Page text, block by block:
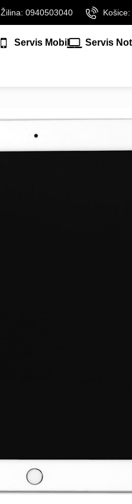
Žilina: 0940503040
Servis Mobil Servis